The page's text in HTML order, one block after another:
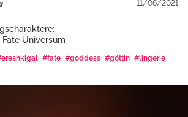
11/06/2021
Universum
#fate #goddess #göttin #lingerie